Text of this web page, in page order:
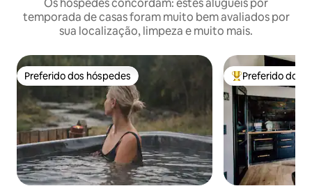
Os hóspedes concordam: estes aluguéis por
temporada de casas foram muito bem avaliados por
sua localização, limpeza e muito mais.
Preferido dos hóspedes
Preferido dos hóspedes Entre os
Preferido dos